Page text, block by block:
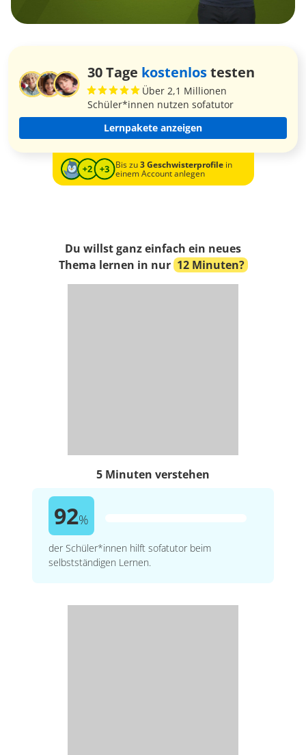
30 Tage kostenlostesten
Über 2,1 Millionen
Schüler*innen nutzen sofatutor
Lernpakete anzeigen
Bis zu3 Geschwisterprofilein
einem Account anlegen
Du willst ganz einfach ein neues
Thema lernen in nur 12 Minuten?
5 Minuten verstehen
92%
der Schüler*innen hilft sofatutor beim
selbstständigen Lernen.